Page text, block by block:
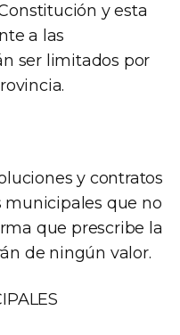
y esta
a las
ser limitados por
y contratos
que no
que prescribe la
de ningún valor.